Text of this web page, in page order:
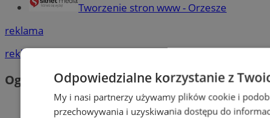
Tworzenie stron www - Orzesze
reklama
reklama
OgłoszeniaOdpowiedzialne korzystanie z
My i nasi partnerzy używamy plików cookie i
przechowywania i uzyskiwania dostępu do